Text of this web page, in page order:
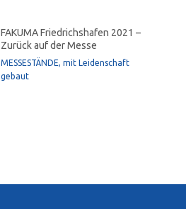
FAKUMA Friedrichshafen 2021 –
Zurück auf der Messe
MESSESTÄNDE, mit Leidenschaft
gebaut